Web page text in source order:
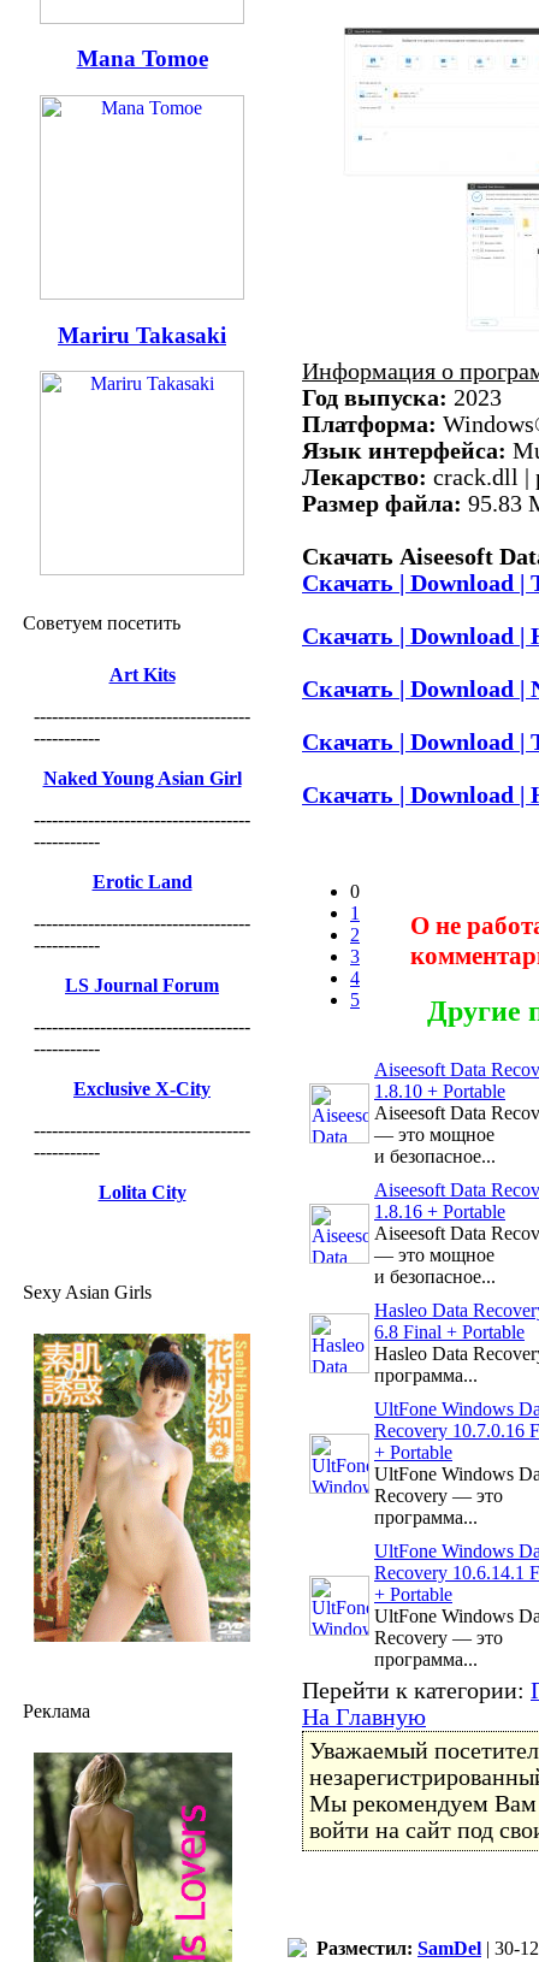
Mana Tomoe
Mariru Takasaki
Советуем посетить
Art Kits
------------------------------------
-----------
Naked Young Asian Girl
------------------------------------
-----------
Erotic Land
------------------------------------
-----------
LS Journal Forum
------------------------------------
-----------
Exclusive X-City
------------------------------------
-----------
Lolita City
Sexy Asian Girls
Реклама
Информация о
Год выпуска: 2023
Платформа:
Язык интерфейса:
Лекарство: crack.dll |
Размер файла: 95.83
Скачать Aiseesoft
Скачать | Download |
Скачать | Download |
Скачать | Download
Скачать | Download |
Скачать | Download |
0
1
2
3
4
5
О не
Другие
Aiseesoft Data
1.8.10 + Portable
Aiseesoft Data
— это мощное
и безопасное...
Aiseesoft Data
1.8.16 + Portable
Aiseesoft Data
— это мощное
и безопасное...
Hasleo Data
6.8 Final + Portable
Hasleo Data
программа...
UltFone Windows
Recovery 10.7.0.16
+ Portable
UltFone Windows
Recovery — это
программа...
UltFone Windows
Recovery 10.6.14.1
+ Portable
UltFone Windows
Recovery — это
программа...
Перейти к категории:
На Главную
Уважаемый
Мы рекомендуем
войти на сайт под
Разместил: SamDel | 30-